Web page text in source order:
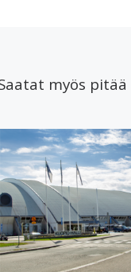
myös pitää